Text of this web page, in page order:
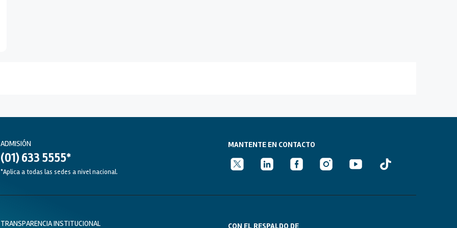
ADMISIÓN
(01) 633 5555*
*Aplica a todas las sedes a nivel nacional.
MANTENTE EN CONTACTO
TRANSPARENCIA INSTITUCIONAL CON EL RESPALDO DE